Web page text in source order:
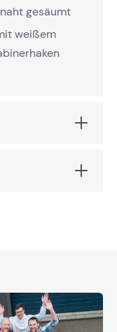
gesäumt
weißem